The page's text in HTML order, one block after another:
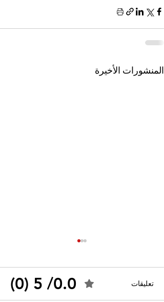
المنشورات الأخيرة
تعليقات 0.0/ 5 (0)